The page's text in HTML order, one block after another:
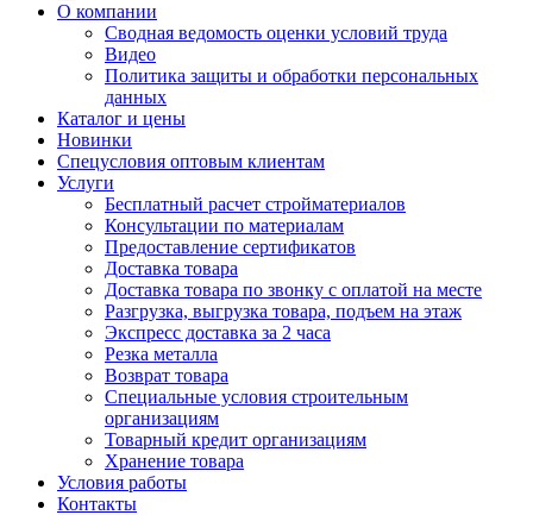
О компании
Сводная ведомость оценки условий труда
Видео
Политика защиты и обработки персональных
данных
Каталог и цены
Новинки
Спецусловия оптовым клиентам
Услуги
Бесплатный расчет стройматериалов
Консультации по материалам
Предоставление сертификатов
Доставка товара
Доставка товара по звонку с оплатой на месте
Разгрузка, выгрузка товара, подъем на этаж
Экспресс доставка за 2 часа
Резка металла
Возврат товара
Специальные условия строительным
организациям
Товарный кредит организациям
Хранение товара
Условия работы
Контакты